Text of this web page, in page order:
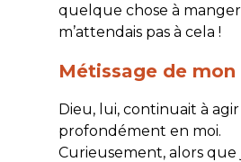
quelque chose à
m’attendais pas à cela !
Métissage de
Dieu, lui, continuait à agir
profondément en moi.
Curieusement, alors que